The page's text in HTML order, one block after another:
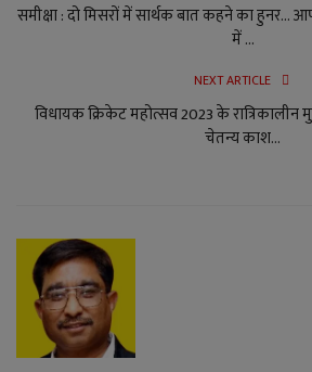
समीक्षा : दो मिसरों में सार्थक बात कहने का हुनर...
में ...
NEXT ARTICLE
विधायक क्रिकेट महोत्सव 2023 के
चेतन्य काश...